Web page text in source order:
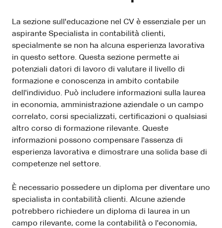
La sezione sull'educazione nel CV è essenziale per un
aspirante Specialista in contabilità clienti,
specialmente se non ha alcuna esperienza lavorativa
in questo settore. Questa sezione permette ai
potenziali datori di lavoro di valutare il livello di
formazione e conoscenza in ambito contabile
dell'individuo. Può includere informazioni sulla laurea
in economia, amministrazione aziendale o un campo
correlato, corsi specializzati, certificazioni o qualsiasi
altro corso di formazione rilevante. Queste
informazioni possono compensare l'assenza di
esperienza lavorativa e dimostrare una solida base di
competenze nel settore.
È necessario possedere un diploma per diventare uno
specialista in contabilità clienti. Alcune aziende
potrebbero richiedere un diploma di laurea in un
campo rilevante, come la contabilità o l'economia,